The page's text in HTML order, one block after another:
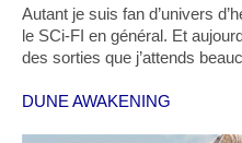
Autant je suis fan d’univers
le SCi-FI en général. Et
des sorties que j’attends
DUNE AWAKENING